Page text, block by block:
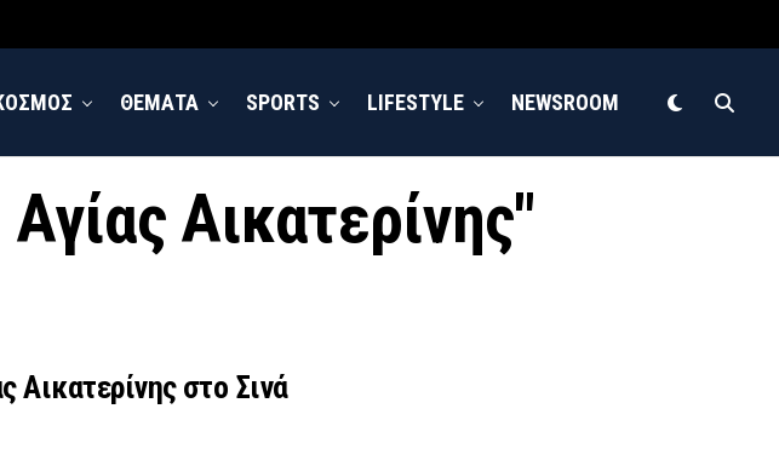
ΘΕΜΑΤΑ SPORTS LIFESTYLE NEWSROOM
Αικατερίνης"
Αικατερίνης στο Σινά